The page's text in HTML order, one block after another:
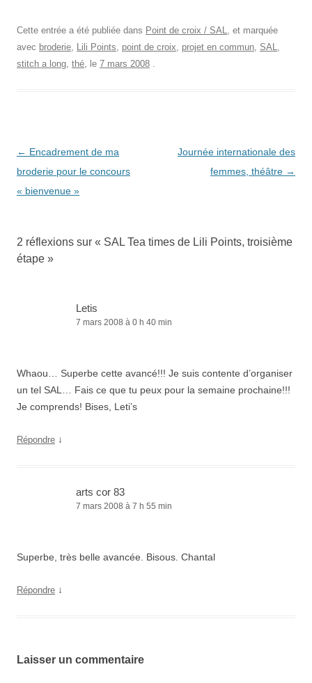
Cette entrée a été publiée dans Point de croix / SAL, et marquée
avec broderie, Lili Points, point de croix, projet en commun, SAL,
stitch a long, thé, le 7 mars 2008 .
Navigation
des
articles
← Encadrement de ma
broderie pour le concours
« bienvenue »
Journée internationale des
femmes, théâtre →
2 réflexions sur « SAL Tea times de Lili Points, troisième
étape »
Letis
7 mars 2008 à 0 h 40 min
Whaou… Superbe cette avancé!!! Je suis contente d’organiser
un tel SAL… Fais ce que tu peux pour la semaine prochaine!!!
Je comprends! Bises, Leti’s
Répondre ↓
arts cor 83
7 mars 2008 à 7 h 55 min
Superbe, très belle avancée. Bisous. Chantal
Répondre ↓
Laisser un commentaire